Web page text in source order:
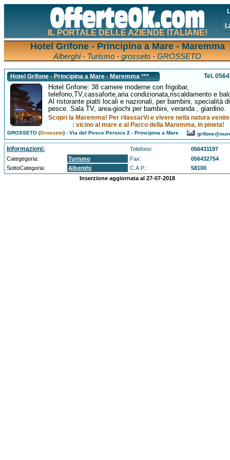
IL PORTALE DELLE AZIENDE ITALIANE!
Hotel Grifone - Principina a Mare - Maremma
Alberghi - Turismo - grosseto - GROSSETO
Hotel Grifone - Principina a Mare - Maremma *** Tel.
Hotel Grifone: 38 camere moderne con frigobar,
telefono,TV,cassaforte,aria condizionata,riscaldamento e
Al ristorante piatti locali e nazionali, per bambini, specialità di
pesce. Sala TV, area-giochi per bambini, veranda , giardino.
Scopri la Maremma! Per rilassarVi e vivere nella natura
: vicino al mare e al Parco della Maremma, in pineta!
GROSSETO (Grosseto) -Via del Pesce Persico 2 - Principina a Mare
Informazioni: Telefono:
056431197
Categegoria:
Turismo Fax:
056432754
SottoCategoria:
Alberghi C.A.P.:
58100
Inserzione aggiornata al 27-07-2018